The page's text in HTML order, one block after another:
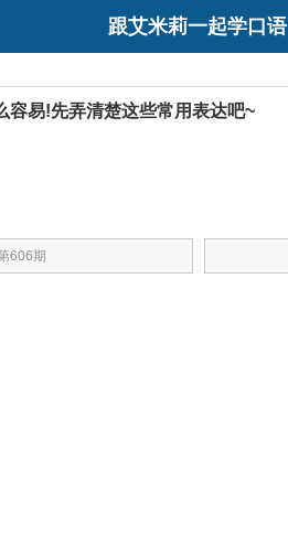
跟艾米莉一起学口语
容易!先弄清楚这些常用表达吧~
606期